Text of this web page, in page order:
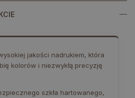
jakości nadrukiem, która
kolorów i niezwykłą precyzję
szkła hartowanego,